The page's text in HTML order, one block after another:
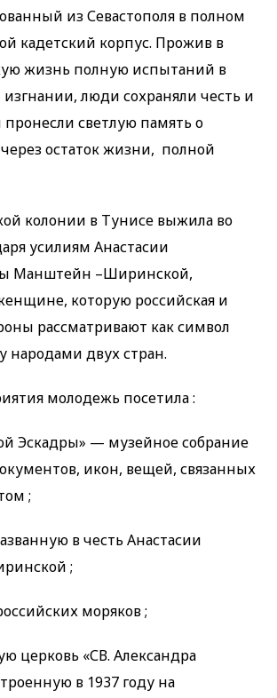
из Севастополя в полном
кадетский корпус. Прожив в
жизнь полную испытаний в
люди сохраняли честь и
пронесли светлую память о
остаток жизни, полной
колонии в Тунисе выжила во
усилиям Анастасии
Манштейн –Ширинской,
которую российская и
рассматривают как символ
двух стран.
молодежь посетила :
Эскадры» — музейное собрание
икон, вещей, связанных
;
в честь Анастасии
;
моряков ;
церковь «СВ. Александра
в 1937 году на